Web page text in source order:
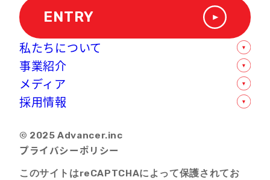
ENTRY
私たちについて
数字で見るアドバンサー
オフィス紹介
企業情報
事業紹介
モバイル人材支援事業
ソリューション支援事業
ライティング事業
セールスプロモーション事業
SNSマーケティング事業
メディア
社内インタビュー
ニュースリリース
採用情報
中途採用
選考フロー
© 2025 Advancer.inc
プライバシーポリシー
このサイトはreCAPTCHAによって保護されてお